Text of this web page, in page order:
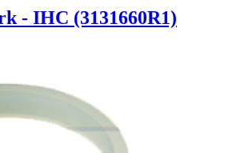
- IHC (3131660R1)